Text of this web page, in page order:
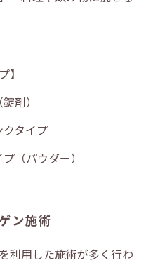
】
剤）
タイプ
（パウダー）
ン施術
利用した施術が多く行わ